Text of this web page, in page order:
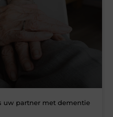
uw partner met dementie